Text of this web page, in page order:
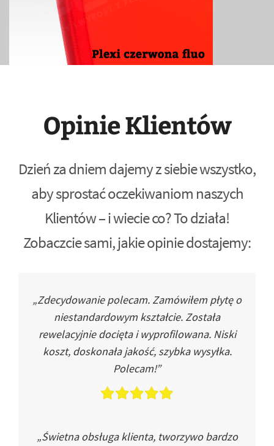
Opinie Klientów
Dzień za dniem dajemy z siebie wszystko,
aby sprostać oczekiwaniom naszych
Klientów – i wiecie co? To działa!
Zobaczcie sami, jakie opinie dostajemy:
„Zdecydowanie polecam. Zamówiłem płytę o
niestandardowym kształcie. Została
rewelacyjnie docięta i wyprofilowana. Niski
koszt, doskonała jakość, szybka wysyłka.
Polecam!”
„Świetna obsługa klienta, tworzywo bardzo